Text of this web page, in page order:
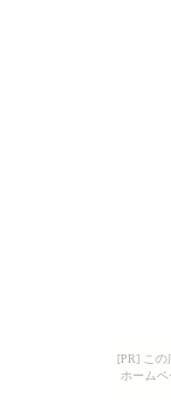
[PR] この
ホーム